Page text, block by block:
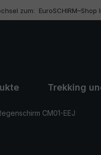
zum:
Trekking
CM01-EEJ